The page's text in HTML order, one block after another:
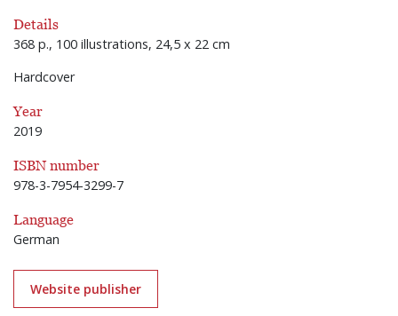
Details
368 p., 100 illustrations, 24,5 x 22 cm
Hardcover
Year
2019
ISBN number
978-3-7954-3299-7
Language
German
Website publisher